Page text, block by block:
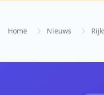
Home Nieuws